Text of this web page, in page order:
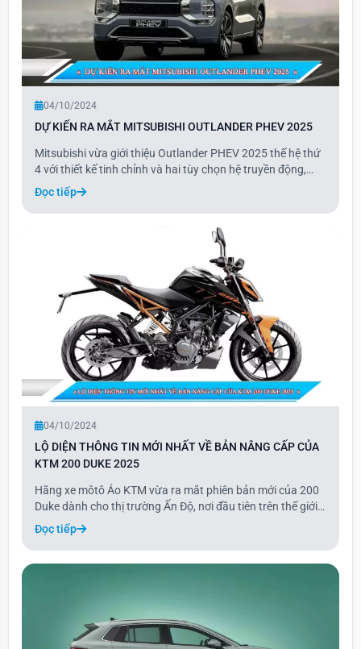
04/10/2024
DỰ KIẾN RA MẮT MITSUBISHI OUTLANDER PHEV 2025
Mitsubishi vừa giới thiệu Outlander PHEV 2025 thế hệ thứ
4 với thiết kế tinh chỉnh và hai tùy chọn hệ truyền động,
sẵn sàng bán ra tại nhiều thị trường. Mẫu xe gầm cao cỡ C
này sẽ ra mắt đầu tiên tại thị trường nội địa Nhật Bản vào
cuối năm nay và sau đó
Đọc tiếp
04/10/2024
LỘ DIỆN THÔNG TIN MỚI NHẤT VỀ BẢN NÂNG CẤP CỦA
KTM 200 DUKE 2025
Hãng xe môtô Áo KTM vừa ra mắt phiên bản mới của 200
Duke dành cho thị trường Ấn Độ, nơi đầu tiên trên thế giới
đón nhận mẫu xe này. Trong phiên bản 2025, 200 Duke
được nâng cấp với cụm đồng hồ màn hình kỹ thuật số TFT
hiện đại, thay thế cho màn hình LCD
Đọc tiếp